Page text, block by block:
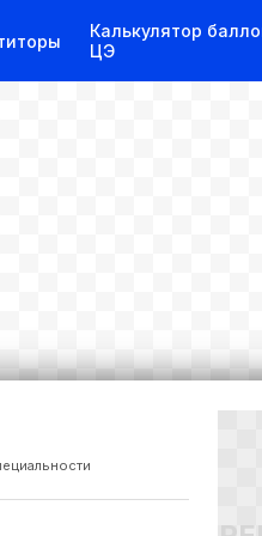
Калькулятор
ЦЭ